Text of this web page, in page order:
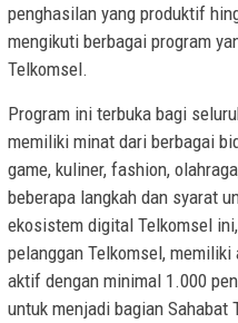
penghasilan yang produktif
mengikuti berbagai program
Telkomsel.
Program ini terbuka bagi
memiliki minat dari berbagai
game, kuliner, fashion,
beberapa langkah dan syarat
ekosistem digital Telkomsel
pelanggan Telkomsel,
aktif dengan minimal 1.000
untuk menjadi bagian Sahabat